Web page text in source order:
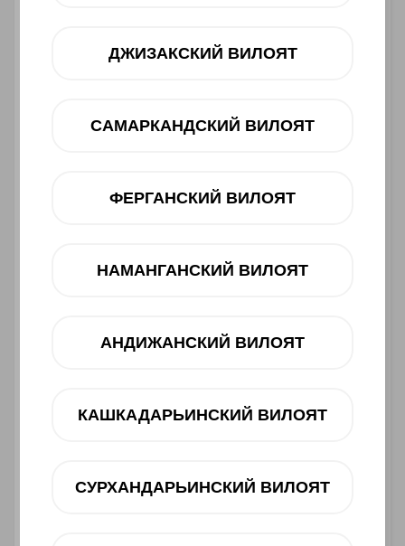
Asosiy xususiyatlari
Smartfon
2 660 000 UZS
12 oy dan 308 000 UZS
ДЖИЗАКСКИЙ ВИЛОЯТ
САМАРКАНДСКИЙ ВИЛОЯТ
ФЕРГАНСКИЙ ВИЛОЯТ
НАМАНГАНСКИЙ ВИЛОЯТ
АНДИЖАНСКИЙ ВИЛОЯТ
КАШКАДАРЬИНСКИЙ ВИЛОЯТ
СУРХАНДАРЬИНСКИЙ ВИЛОЯТ